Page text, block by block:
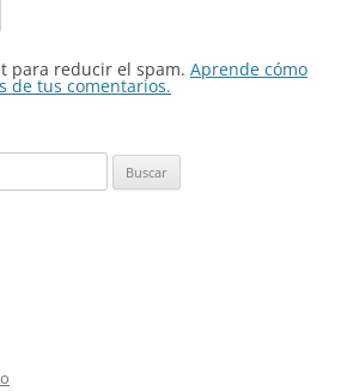
para reducir el spam. Aprende cómo
de tus comentarios.